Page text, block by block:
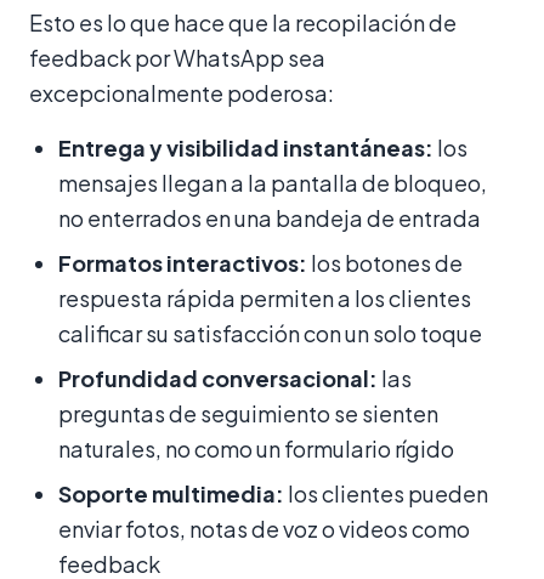
Esto es lo que hace que la recopilación de
feedback por WhatsApp sea
excepcionalmente poderosa:
Entrega y visibilidad instantáneas: los
mensajes llegan a la pantalla de bloqueo,
no enterrados en una bandeja de entrada
Formatos interactivos: los botones de
respuesta rápida permiten a los clientes
calificar su satisfacción con un solo toque
Profundidad conversacional: las
preguntas de seguimiento se sienten
naturales, no como un formulario rígido
Soporte multimedia: los clientes pueden
enviar fotos, notas de voz o videos como
feedback